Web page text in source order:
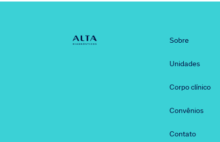
Sobre
Unidades
Corpo clínico
Convênios
Contato